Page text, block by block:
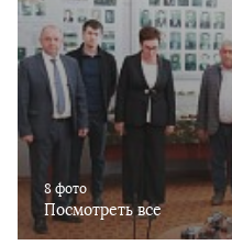
8 фото
Посмотреть все